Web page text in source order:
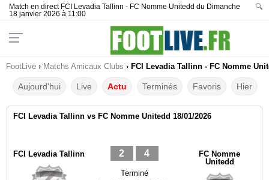
Match en direct FCI Levadia Tallinn - FC Nomme Unitedd du Dimanche
18 janvier 2026 à 11:00
🔍
FootLive › Matchs Amicaux Clubs › FCI Levadia Tallinn - FC Nomme
Aujourd'hui Live Actu Terminés Favoris Hier
FCI Levadia Tallinn vs FC Nomme Unitedd 18/01/2026
FCI Levadia Tallinn 2 4
Terminé
FC Nomme
Unitedd